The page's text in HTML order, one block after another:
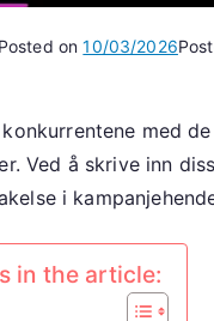
on10/03/2026
med
Ved å skrive inn
i
in the article: